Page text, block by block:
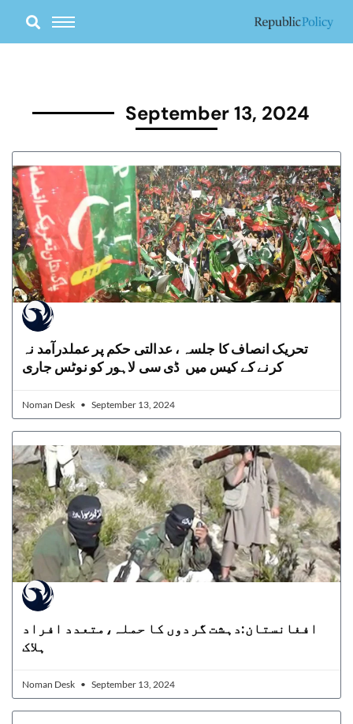
content
September 13, 2024
تحریک انصاف کا جلسہ ، عدالتی حکم پر عملدرآمد نہ
کرنے کے کیس میں ڈی سی لاہور کو نوٹس جاری
Noman Desk September 13, 2024
افغانستان:دہشت گردوں کا حملہ،متعدد افراد
ہلاک
Noman Desk September 13, 2024